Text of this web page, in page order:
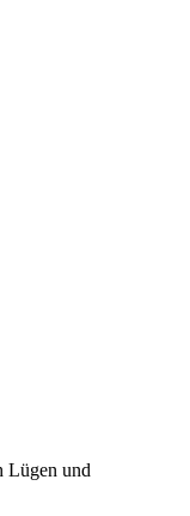
Lügen und